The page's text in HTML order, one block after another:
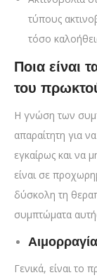
τύπους
τόσο
Ποια είναι
του
Η γνώση των
απαραίτητη για
εγκαίρως και να
είναι σε
δύσκολη τη
συμπτώματα
Αιμορραγία
Γενικά, είναι το